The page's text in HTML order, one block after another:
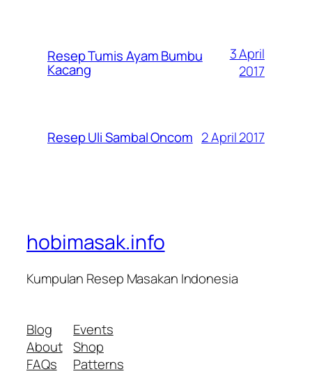
Resep Tumis Ayam Bumbu
Kacang
3 April
2017
Resep Uli Sambal Oncom 2 April 2017
hobimasak.info
Kumpulan Resep Masakan Indonesia
Blog
About
FAQs
Events
Shop
Patterns